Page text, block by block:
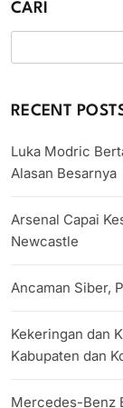
CARI
RECENT
Luka Modric
Alasan Besarnya
Arsenal Capai
Newcastle
Ancaman Siber,
Kekeringan dan
Kabupaten dan
Mercedes-Benz